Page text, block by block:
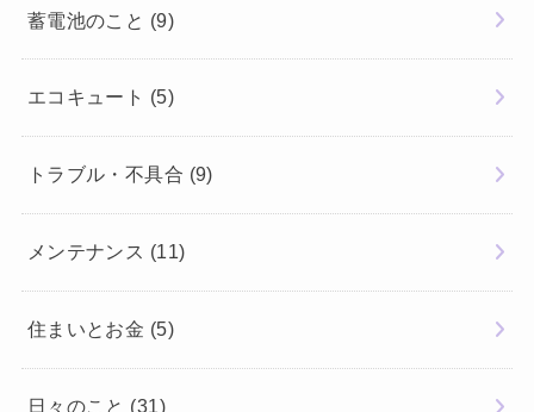
蓄電池のこと (9)
エコキュート (5)
トラブル・不具合 (9)
メンテナンス (11)
住まいとお金 (5)
日々のこと (31)